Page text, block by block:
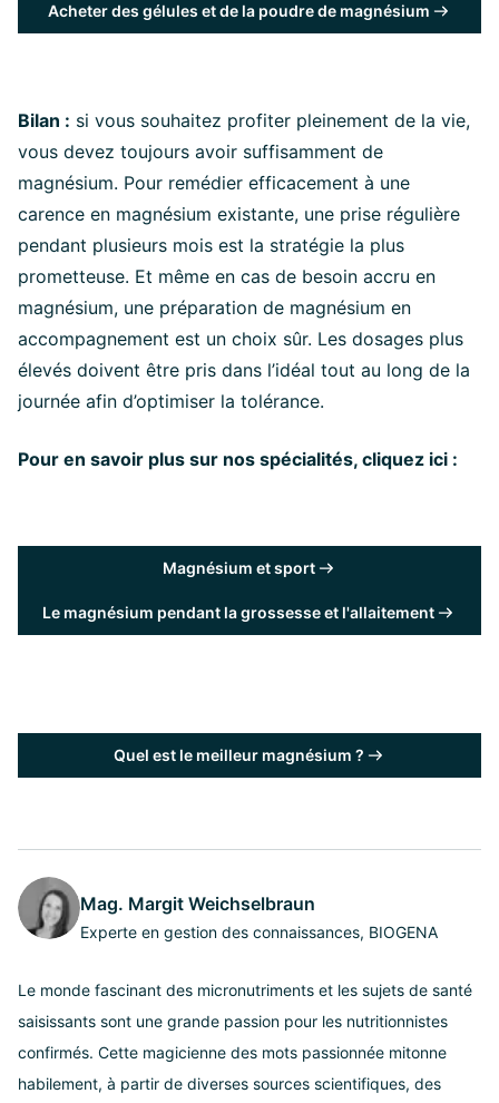
Acheter des gélules et de la poudre de magnésium
Bilan : si vous souhaitez profiter pleinement de la vie,
vous devez toujours avoir suffisamment de
magnésium. Pour remédier efficacement à une
carence en magnésium existante, une prise régulière
pendant plusieurs mois est la stratégie la plus
prometteuse. Et même en cas de besoin accru en
magnésium, une préparation de magnésium en
accompagnement est un choix sûr. Les dosages plus
élevés doivent être pris dans l’idéal tout au long de la
journée afin d’optimiser la tolérance.
Pour en savoir plus sur nos spécialités, cliquez ici :
Magnésium et sport
Le magnésium pendant la grossesse et l'allaitement
Quel est le meilleur magnésium ?
Mag. Margit Weichselbraun
Experte en gestion des connaissances, BIOGENA
Le monde fascinant des micronutriments et les sujets de santé
saisissants sont une grande passion pour les nutritionnistes
confirmés. Cette magicienne des mots passionnée mitonne
habilement, à partir de diverses sources scientifiques, des